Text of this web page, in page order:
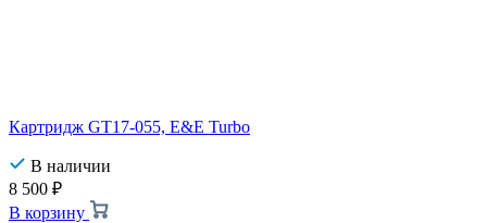
Картридж GT17-055, E&E Turbo
В наличии
8 500 ₽
В корзину